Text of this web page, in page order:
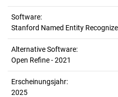
Software:
Stanford Named Entity
Alternative Software:
Open Refine - 2021
Erscheinungsjahr:
2025